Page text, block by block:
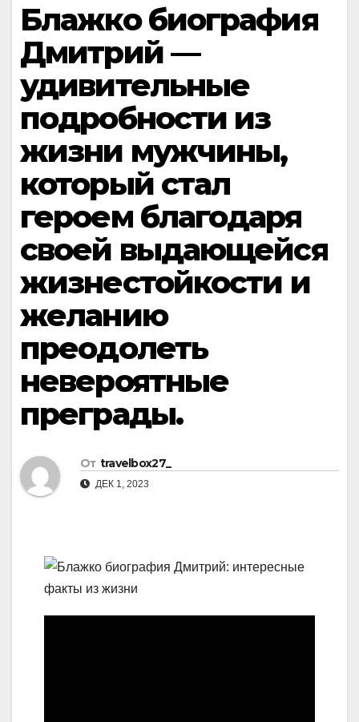
Блажко биография
Дмитрий —
удивительные
подробности из
жизни мужчины,
который стал
героем благодаря
своей выдающейся
жизнестойкости и
желанию
преодолеть
невероятные
преграды.
От travelbox27_
ДЕК 1, 2023